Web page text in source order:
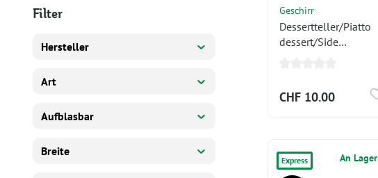
Filter
Hersteller
Art
Aufblasbar
Breite
Geschirr
Dessertteller/Piatto
dessert/Side
CHF 10.00
Express An Lager